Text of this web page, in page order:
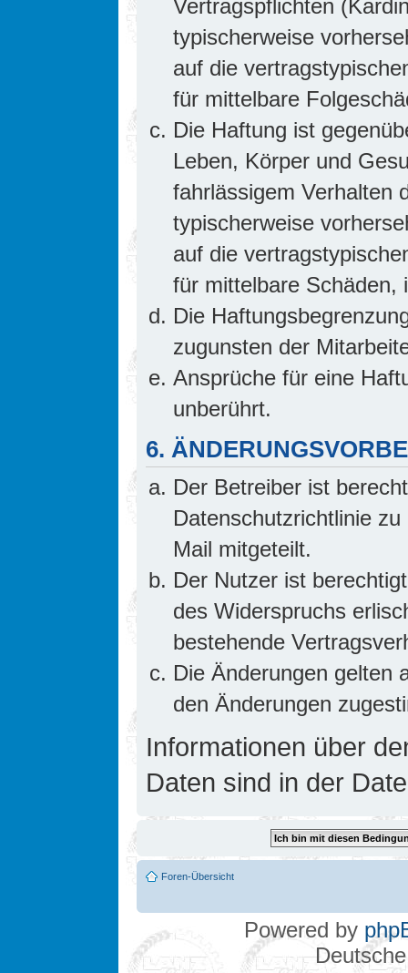
Vertragspflichten
typischerweise
auf die
für mittelbare
Die Haftung ist
Leben, Körper und
fahrlässigem Verhalten
typischerweise
auf die
für mittelbare Schäden,
Die
zugunsten der
Ansprüche für eine
unberührt.
6.
Der Betreiber ist
Datenschutzrichtlinie
Mail mitgeteilt.
Der Nutzer ist
des Widerspruchs
bestehende
Die Änderungen gelten
den Änderungen
Informationen über
Daten sind in der
Foren-Übersicht
Powered by